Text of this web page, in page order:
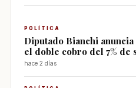
POLÍTICA
Diputado Bianchi
el doble cobro del 7% de
hace 2 días